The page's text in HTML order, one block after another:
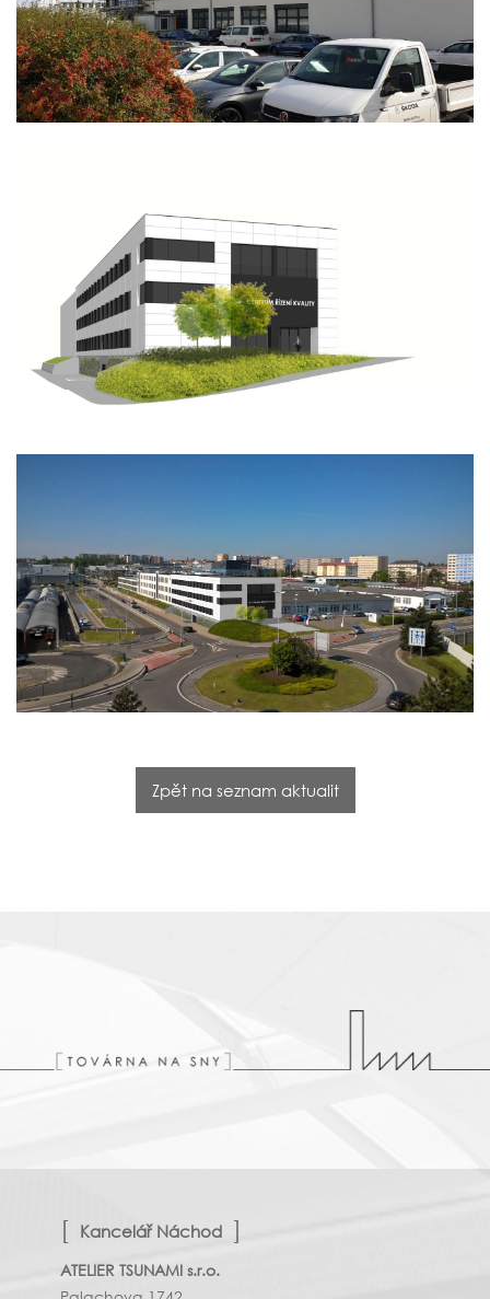
Zpět na seznam aktualit
Kancelář Náchod
ATELIER TSUNAMI s.r.o.